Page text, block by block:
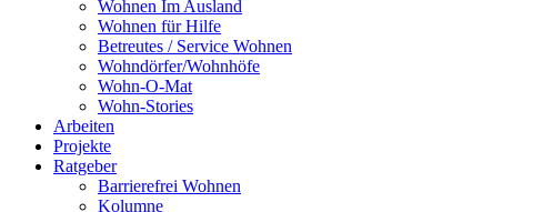
Wohnen Im Ausland
Wohnen für Hilfe
Betreutes / Service Wohnen
Wohndörfer/Wohnhöfe
Wohn-O-Mat
Wohn-Stories
Arbeiten
Projekte
Ratgeber
Barrierefrei Wohnen
Kolumne